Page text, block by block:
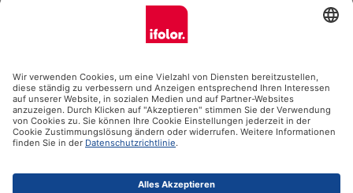
Zahlungsmöglichkeiten
Social Media
Alle Preise inkl. gesetzl. Mehrwertsteuer zzgl.